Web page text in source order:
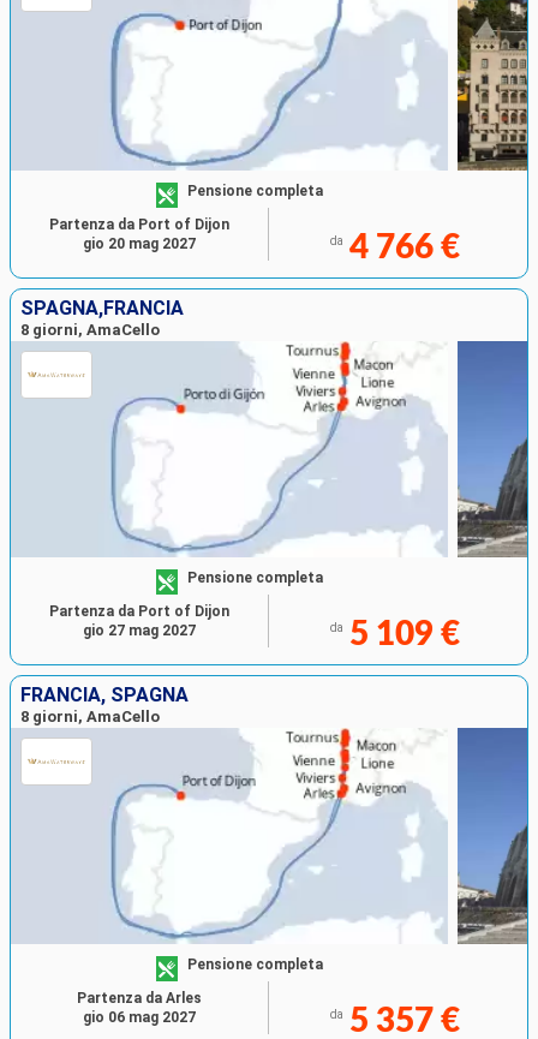
Pensione completa
da 4 766 €
Partenza da Port of Dijon
gio 20 mag 2027
SPAGNA,FRANCIA
8 giorni, AmaCello
Pensione completa
da 5 109 €
Partenza da Port of Dijon
gio 27 mag 2027
FRANCIA, SPAGNA
8 giorni, AmaCello
Pensione completa
da 5 357 €
Partenza da Arles
gio 06 mag 2027